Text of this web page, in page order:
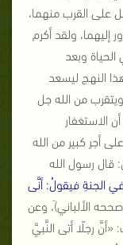
على القرب منهما،
ولقد أكرم
وبعد
النهج ليسعد
من الله جل
الاستغفار
أجر كبير من الله
قال رسول الله
الجنةِ فيقولُ: أنَّى
الألباني)َ، وعن
رجلًا أتى النَّبيَّ